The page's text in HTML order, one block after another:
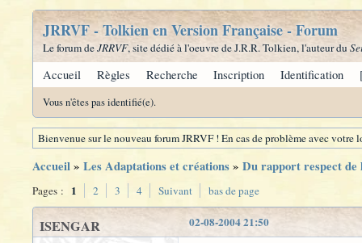
JRRVF - Tolkien en Version Française - Forum
Le forum deJRRVF, site dédié à l'oeuvre de J.R.R. Tolkien, l'auteur du
Accueil Règles Recherche Inscription Identification
Vous n'êtes pas identifié(e).
Bienvenue sur le nouveau forum JRRVF ! En cas de problème avec
Accueil» Les Adaptations et créations» Du rapport respect de
Pages : 1 2 3 4 Suivant bas de page
02-08-2004 21:50
ISENGAR